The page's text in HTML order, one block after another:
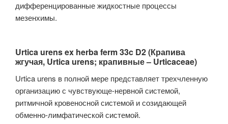
дифференцированные жидкостные процессы
мезенхимы.
Urtica urens ex herba ferm 33c D2 (Крапива
жгучая, Urtica urens; крапивные – Urticaceae)
Urtica urens в полной мере представляет трехчленную
организацию с чувствующе-нервной системой,
ритмичной кровеносной системой и созидающей
обменно-лимфатической системой.